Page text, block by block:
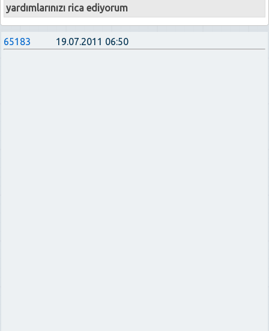
yardımlarınızı rica ediyorum
65183 19.07.2011 06:50